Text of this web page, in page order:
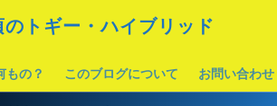
のトギー・ハイブリッド
もの？ このブログについて お問い合わせ